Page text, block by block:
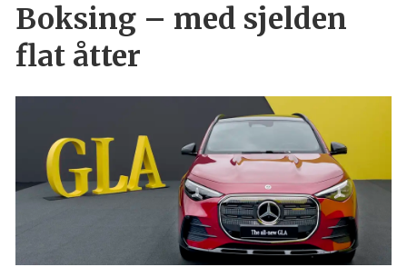
Boksing – med sjelden
flat åtter